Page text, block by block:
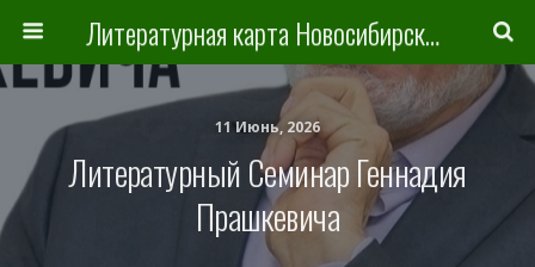
Литературная карта Новосибирска и Новосибирской области
11 Июнь, 2026
Литературный Семинар Геннадия
Прашкевича